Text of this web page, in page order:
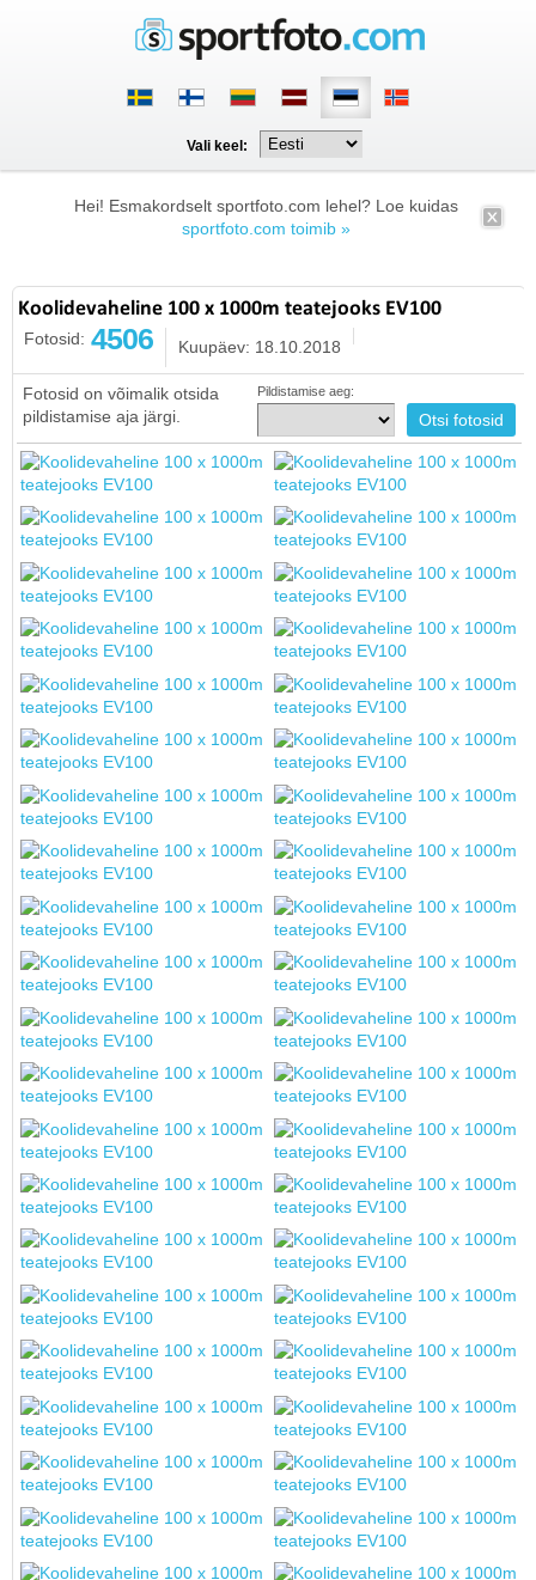
Vali keel:
Hei! Esmakordselt sportfoto.com lehel? Loe kuidas
sportfoto.com toimib »
Koolidevaheline 100 x 1000m teatejooks EV100
Fotosid: 4506 Kuupäev: 18.10.2018
Fotosid on võimalik otsida
pildistamise aja järgi.
Pildistamise aeg: